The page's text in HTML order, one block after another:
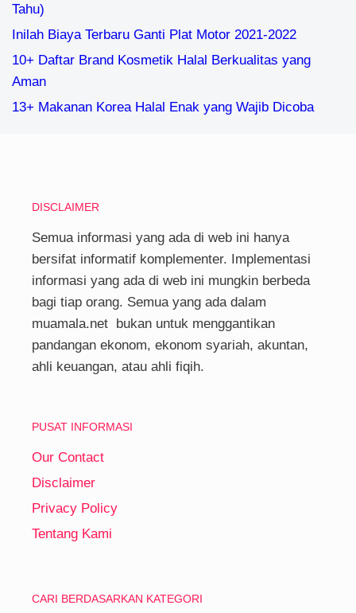
Tahu)
Inilah Biaya Terbaru Ganti Plat Motor 2021-2022
10+ Daftar Brand Kosmetik Halal Berkualitas yang
Aman
13+ Makanan Korea Halal Enak yang Wajib Dicoba
DISCLAIMER
Semua informasi yang ada di web ini hanya
bersifat informatif komplementer. Implementasi
informasi yang ada di web ini mungkin berbeda
bagi tiap orang. Semua yang ada dalam
muamala.net bukan untuk menggantikan
pandangan ekonom, ekonom syariah, akuntan,
ahli keuangan, atau ahli fiqih.
PUSAT INFORMASI
Our Contact
Disclaimer
Privacy Policy
Tentang Kami
CARI BERDASARKAN KATEGORI